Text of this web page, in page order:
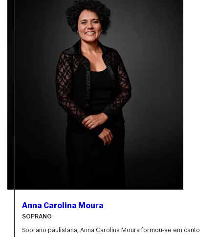
Anna Carolina Moura
SOPRANO
Soprano paulistana, Anna Carolina Moura formou-se em canto